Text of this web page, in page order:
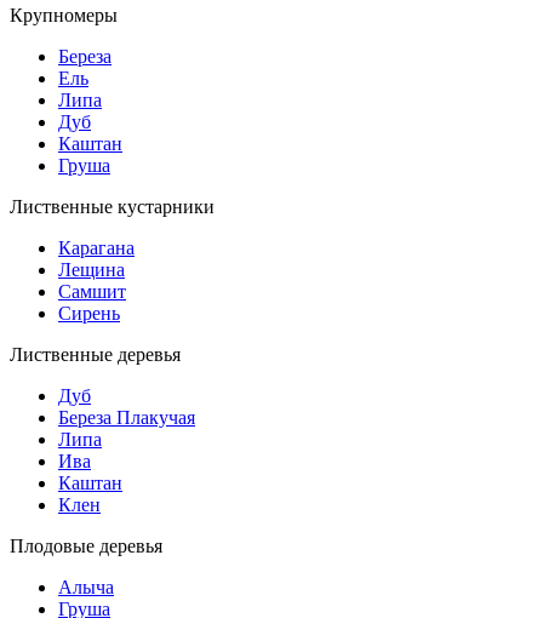
Крупномеры
Береза
Ель
Липа
Дуб
Каштан
Груша
Лиственные кустарники
Карагана
Лещина
Самшит
Сирень
Лиственные деревья
Дуб
Береза Плакучая
Липа
Ива
Каштан
Клен
Плодовые деревья
Алыча
Груша